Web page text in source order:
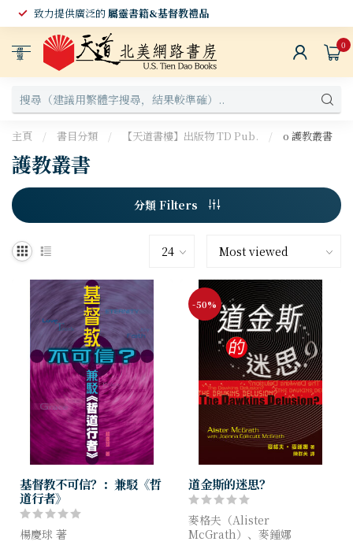
致力提供廣泛的屬靈書籍&基督教禮品
選
單
0
主頁 / 書目分類 / 【天道書樓】出版物 TD Pub. / o 護教叢書
護教叢書
分類 Filters
基督教不可信？：兼駁《哲
道行者》
楊慶球 著
-50%
道金斯的迷思？
麥格夫（Alister
McGrath）、麥鍾娜